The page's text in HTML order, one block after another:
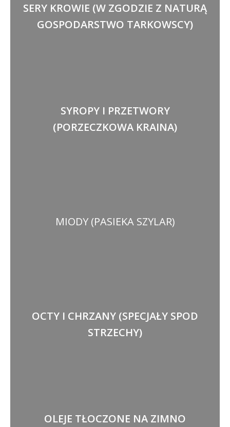
SERY KROWIE (W ZGODZIE Z NATURĄ
GOSPODARSTWO TARKOWSCY)
SYROPY I PRZETWORY
(PORZECZKOWA KRAINA)
MIODY (PASIEKA SZYLAR)
OCTY I CHRZANY (SPECJAŁY SPOD
STRZECHY)
OLEJE TŁOCZONE NA ZIMNO